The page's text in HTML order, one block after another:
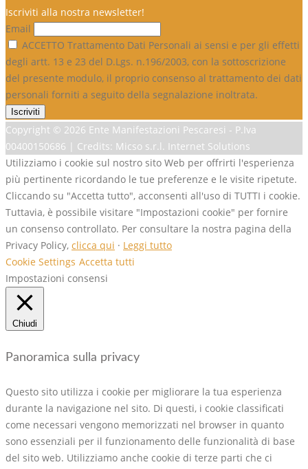
Iscriviti alla nostra newsletter!
Email
ACCETTO Trattamento Dati Personali ai sensi e per gli effetti
degli artt. 13 e 23 del D.Lgs. n.196/2003, con la sottoscrizione
del presente modulo, il proprio consenso al trattamento dei dati
personali forniti a seguito della segnalazione inoltrata.
Copyright © 2026 Ente Manifestazioni Pescaresi - P.Iva
00400150686 | Credits: Micso s.r.l. Internet Solutions
Utilizziamo i cookie sul nostro sito Web per offrirti l'esperienza
più pertinente ricordando le tue preferenze e le visite ripetute.
Cliccando su "Accetta tutto", acconsenti all'uso di TUTTI i cookie.
Tuttavia, è possibile visitare "Impostazioni cookie" per fornire
un consenso controllato. Per consultare la nostra pagina della
Privacy Policy, clicca qui · Leggi tutto
Cookie Settings Accetta tutti
Impostazioni consensi
Chiudi
Panoramica sulla privacy
Questo sito utilizza i cookie per migliorare la tua esperienza
durante la navigazione nel sito. Di questi, i cookie classificati
come necessari vengono memorizzati nel browser in quanto
sono essenziali per il funzionamento delle funzionalità di base
del sito web. Utilizziamo anche cookie di terze parti che ci